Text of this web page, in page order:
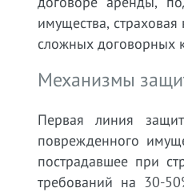
имущества,
сложных договорных
Механизмы
Первая линия
поврежденного
пострадавшее при
требований на 30-